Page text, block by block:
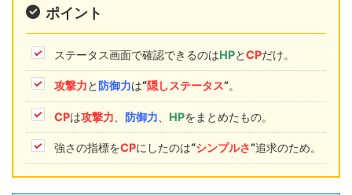
ポイント
ステータス画面で確認できるのはHPとCPだけ。
攻撃力と 防御力は“隠しステータス”。
CPは攻撃力 防御力 HPをまとめたもの。
強さの指標をCPにしたのは“シンプルさ”追求のため。